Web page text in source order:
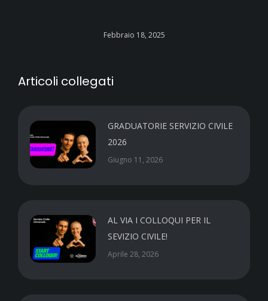
Febbraio 18, 2025
Articoli collegati
GRADUATORIE SERVIZIO CIVILE
2026
Giugno 11, 2026
AL VIA I COLLOQUI PER IL
SEVIZIO CIVILE!
Aprile 28, 2026